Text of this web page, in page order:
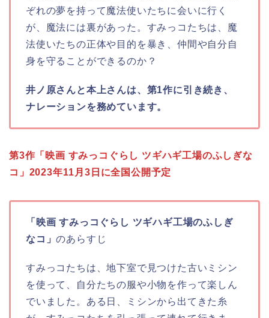
ぞれの夢を持って魔法使いたちに会いに行く
が、魔法には裏があった。すみっコたちは、魔
法使いたちの正体や目的を暴き、仲間や自分自
身を守ることができるのか？
井ノ原さんと本上さんは、第1作に引き続き、
ナレーションを務めています。
第3作「映画 すみっコぐらし ツギハギ工場のふしぎな
コ」2023年11月3日に全国公開予定
「 映画 すみっコぐらし ツギハギ工場のふしぎ
なコ 」のあらすじ
すみっコたちは、地下室で見つけた古いミシン
を使って、自分たちの服や小物を作って楽しん
でいました。ある日、ミシンから出てきた糸